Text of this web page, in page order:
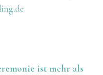
ist mehr als